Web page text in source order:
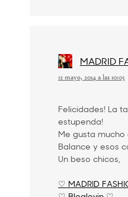
MADRID
12 mayo, 2014 a las 10:05
Felicidades! La
estupenda!
Me gusta
Balance y esos
Un beso chicos,
♡ MADRID